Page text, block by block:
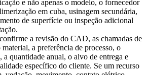
e não apenas o modelo, o fornecedor
em cuba, usinagem secundária,
de superfície ou inspeção adicional
a revisão do CAD, as chamadas de
a preferência de processo, o
a quantidade anual, o alvo de entrega e
específico do cliente. Se um recurso